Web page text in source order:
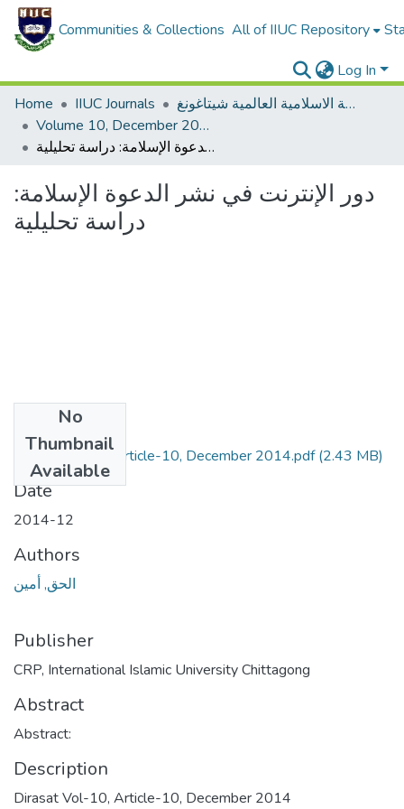
Communities & Collections All of IIUC Repository
Log In
Home
IIUC Journals
دراسات الجامعة الاسلامية العالمية شيتاغونغ (IIUC Dirasat/Studies)
Volume 10, December 2014
دور الإنترنت في نشر الدعوة الإسلامة: دراسة تحليلية
دور الإنترنت في نشر الدعوة الإسلامة:
دراسة تحليلية
No
Thumbnail
Available
Dirasat Vol-10, Article-10, December 2014.pdf(2.43 MB)
Date
2014-12
Authors
الحق, أمين
Publisher
CRP, International Islamic University Chittagong
Abstract
Abstract:
Description
Dirasat Vol-10, Article-10, December 2014